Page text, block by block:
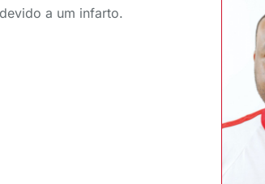
a um infarto.